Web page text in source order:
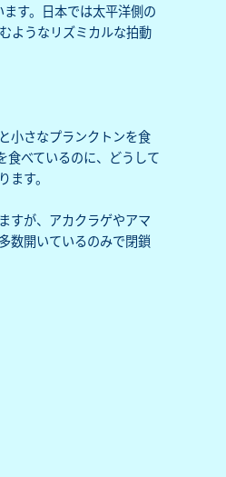
す。日本では太平洋側の
ようなリズミカルな拍動
小さなプランクトンを食
食べているのに、どうして
す。
すが、アカクラゲやアマ
数開いているのみで閉鎖